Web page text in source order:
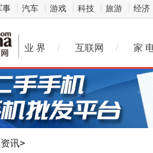
事 汽车 游戏 科技 旅游 经济
业 界 / 互联网 / 家
讯>